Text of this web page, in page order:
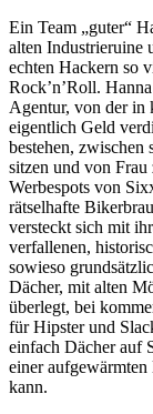
Ein Team „guter“
alten Industrieruine
echten Hackern so
Rock’n’Roll.
Agentur, von der in
eigentlich Geld
bestehen, zwischen
sitzen und von Frau
Werbespots von
rätselhafte
versteckt sich mit
verfallenen,
sowieso
Dächer, mit alten
überlegt, bei
für Hipster und
einfach Dächer auf
einer
kann.